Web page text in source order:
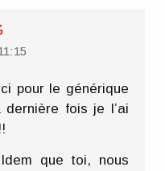
pour le générique
fois je l’ai
Idem que toi, nous